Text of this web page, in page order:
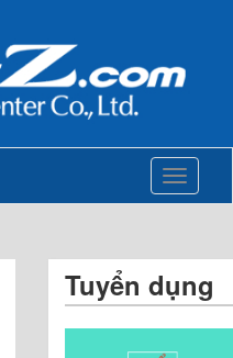
Toggle
Tuyển dụng